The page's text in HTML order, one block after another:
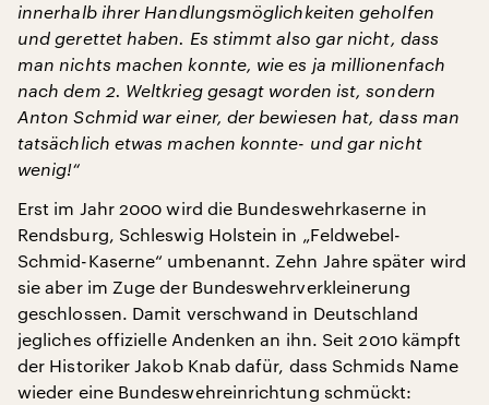
innerhalb ihrer Handlungsmöglichkeiten geholfen
und gerettet haben. Es stimmt also gar nicht, dass
man nichts machen konnte, wie es ja millionenfach
nach dem 2. Weltkrieg gesagt worden ist, sondern
Anton Schmid war einer, der bewiesen hat, dass man
tatsächlich etwas machen konnte- und gar nicht
wenig!“
Erst im Jahr 2000 wird die Bundeswehrkaserne in
Rendsburg, Schleswig Holstein in „Feldwebel-
Schmid-Kaserne“ umbenannt. Zehn Jahre später wird
sie aber im Zuge der Bundeswehrverkleinerung
geschlossen. Damit verschwand in Deutschland
jegliches offizielle Andenken an ihn. Seit 2010 kämpft
der Historiker Jakob Knab dafür, dass Schmids Name
wieder eine Bundeswehreinrichtung schmückt: